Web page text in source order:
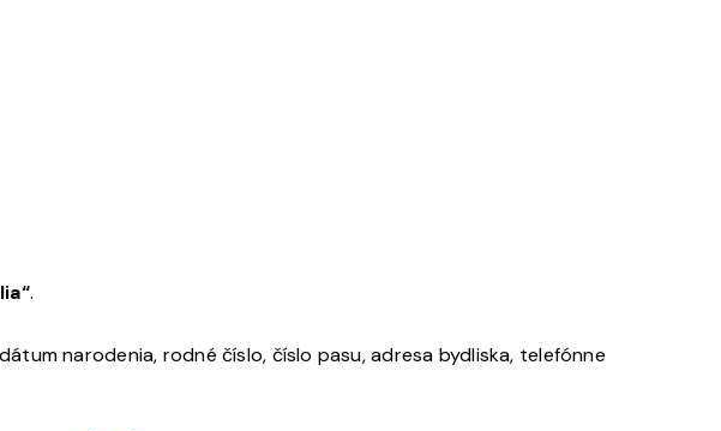
.
narodenia, rodné číslo, číslo pasu, adresa bydliska, telefónne